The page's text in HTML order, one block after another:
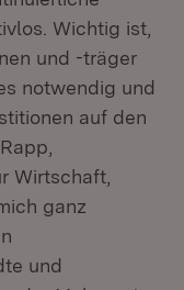
Wichtig ist,
und -träger
notwendig und
auf den
Wirtschaft,
ganz
und